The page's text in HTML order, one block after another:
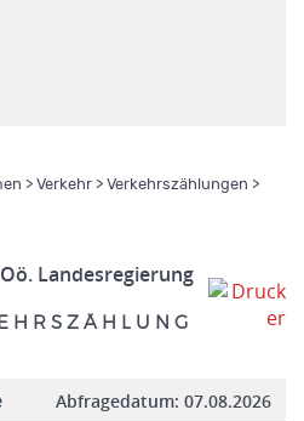
> Verkehr > Verkehrszählungen >
Landesregierung
H R S Z Ä H L U N G
Abfragedatum: 07.08.2026